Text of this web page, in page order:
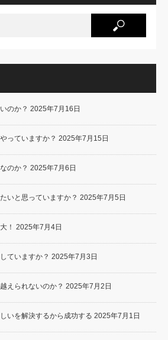
のか？ 2025年7月16日
っていますか？ 2025年7月15日
のか？ 2025年7月6日
いと思っていますか？ 2025年7月5日
！ 2025年7月4日
ていますか？ 2025年7月3日
えられないのか？ 2025年7月2日
いを解決するから成功する 2025年7月1日